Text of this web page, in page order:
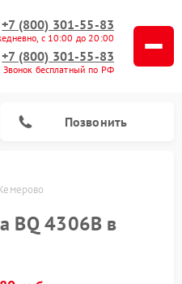
+7 (800) 301-55-83
с 10:00 до 20:00
+7 (800) 301-55-83
Звонок бесплатный по РФ
Позвонить
BQ 4306B в